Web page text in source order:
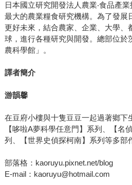
日本國立研究開發法人農業‧食品產
最大的農業糧食研究機構。為了發展
更好未來，結合農家、企業、大學、
球，進行各種研究與開發。總部位於
農科學館」。
譯者簡介
游韻馨
在豆府小樓與十隻豆豆一起過著鄉下
【哆啦A夢科學任意門】系列、【名
列、【世界史偵探柯南】系列等多部
部落格：kaoruyu.pixnet.net/blog
E-mail：kaoruyu@hotmail.com